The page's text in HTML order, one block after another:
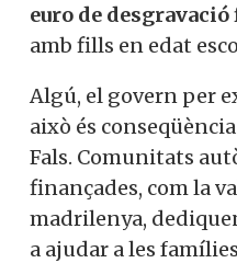
euro de
amb fills en edat
Algú, el govern per
això és
Fals. Comunitats
finançades, com la
madrilenya,
a ajudar a les